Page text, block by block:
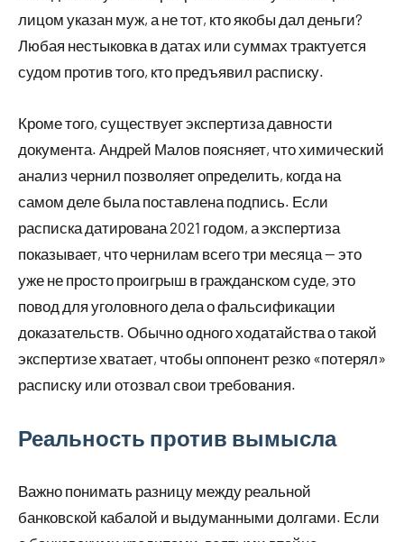
лицом указан муж, а не тот, кто якобы дал деньги?
Любая нестыковка в датах или суммах трактуется
судом против того, кто предъявил расписку.
Кроме того, существует экспертиза давности
документа. Андрей Малов поясняет, что химический
анализ чернил позволяет определить, когда на
самом деле была поставлена подпись. Если
расписка датирована 2021 годом, а экспертиза
показывает, что чернилам всего три месяца — это
уже не просто проигрыш в гражданском суде, это
повод для уголовного дела о фальсификации
доказательств. Обычно одного ходатайства о такой
экспертизе хватает, чтобы оппонент резко «потерял»
расписку или отозвал свои требования.
Реальность против вымысла
Важно понимать разницу между реальной
банковской кабалой и выдуманными долгами. Если